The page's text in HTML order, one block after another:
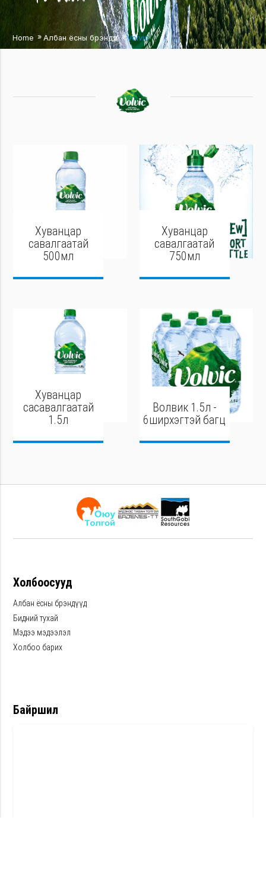
Home /Албан ёсны брэндүүд /Volvic
Хуванцар
савалгаатай
500мл
Хуванцар
савалгаатай
750мл
Хуванцар
сасавалгаатай
1.5л
Волвик 1.5л -
6ширхэгтэй багц
Холбоосууд
Албан ёсны брэндүүд
Бидний тухай
Мэдээ мэдээлэл
Холбоо барих
Байршил